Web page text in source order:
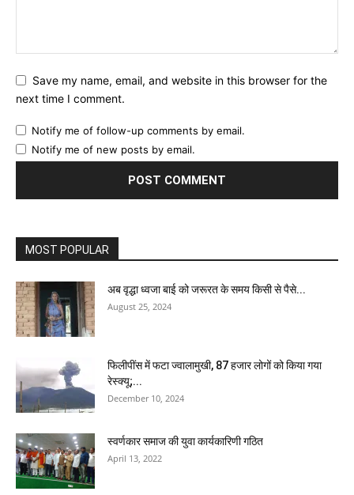
Save my name, email, and website in this browser for the
next time I comment.
Notify me of follow-up comments by email.
Notify me of new posts by email.
MOST POPULAR
अब वृद्धा ध्वजा बाई को जरूरत के समय किसी से पैसे...
August 25, 2024
फिलीपींस में फटा ज्वालामुखी, 87 हजार लोगों को किया गया
रेस्क्यू;...
December 10, 2024
स्वर्णकार समाज की युवा कार्यकारिणी गठित
April 13, 2022